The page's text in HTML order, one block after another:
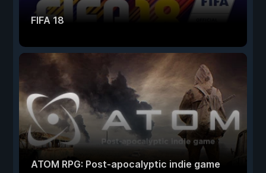
FIFA 18
ATOM RPG: Post-apocalyptic indie game